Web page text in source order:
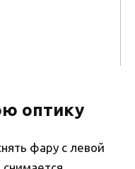
оптику
фару с левой